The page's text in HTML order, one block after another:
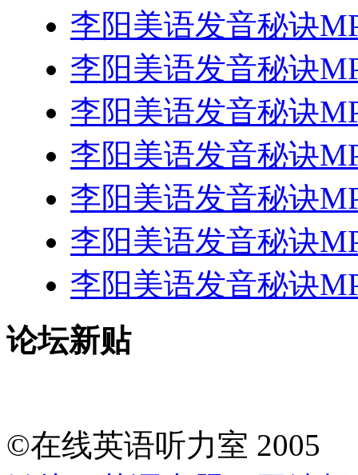
李阳美语发音秘诀
李阳美语发音秘诀
李阳美语发音秘诀
李阳美语发音秘诀
李阳美语发音秘诀
李阳美语发音秘诀
李阳美语发音秘诀
论坛新贴
©在线英语听力室